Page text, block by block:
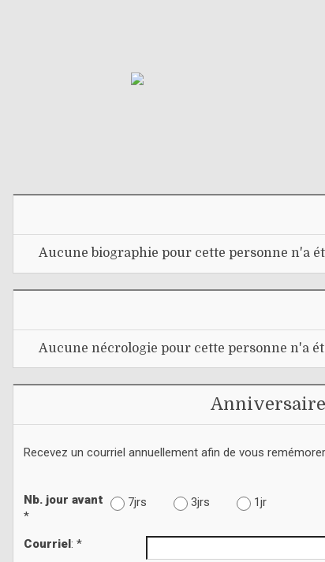
Aucune biographie pour cette personne n'a
Aucune nécrologie pour cette personne n'a
Anniversaire
Recevez un courriel annuellement afin de vous
Nb. jour avant
*
7jrs 3jrs 1jr
Courriel: *